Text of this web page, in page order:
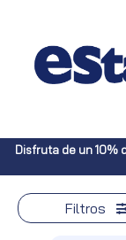
Disfruta de un 10%
Filtros